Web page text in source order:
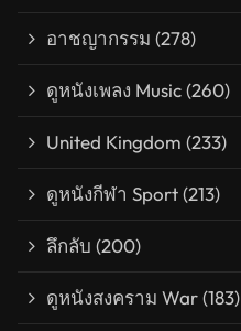
อาชญากรรม (278)
ดูหนังเพลง Music(260)
United Kingdom (233)
ดูหนังกีฬา Sport(213)
ลึกลับ (200)
ดูหนังสงคราม War(183)